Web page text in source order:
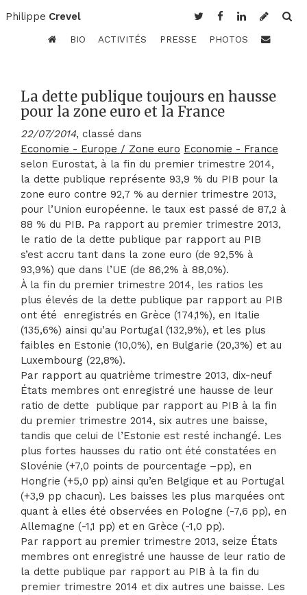
Philippe Crevel
BIO ACTIVITÉS PRESSE PHOTOS
La dette publique toujours en hausse
pour la zone euro et la France
22/07/2014, classé dans
Economie - Europe / Zone euro Economie - France
selon Eurostat, à la fin du premier trimestre 2014,
la dette publique représente 93,9 % du PIB pour la
zone euro contre 92,7 % au dernier trimestre 2013,
pour l’Union européenne. le taux est passé de 87,2 à
88 % du PIB. Pa rapport au premier trimestre 2013,
le ratio de la dette publique par rapport au PIB
s’est accru tant dans la zone euro (de 92,5% à
93,9%) que dans l’UE (de 86,2% à 88,0%).
À la fin du premier trimestre 2014, les ratios les
plus élevés de la dette publique par rapport au PIB
ont été enregistrés en Grèce (174,1%), en Italie
(135,6%) ainsi qu’au Portugal (132,9%), et les plus
faibles en Estonie (10,0%), en Bulgarie (20,3%) et au
Luxembourg (22,8%).
Par rapport au quatrième trimestre 2013, dix-neuf
États membres ont enregistré une hausse de leur
ratio de dette publique par rapport au PIB à la fin
du premier trimestre 2014, six autres une baisse,
tandis que celui de l’Estonie est resté inchangé. Les
plus fortes hausses du ratio ont été constatées en
Slovénie (+7,0 points de pourcentage –pp), en
Hongrie (+5,0 pp) ainsi qu’en Belgique et au Portugal
(+3,9 pp chacun). Les baisses les plus marquées ont
quant à elles été observées en Pologne (-7,6 pp), en
Allemagne (-1,1 pp) et en Grèce (-1,0 pp).
Par rapport au premier trimestre 2013, seize États
membres ont enregistré une hausse de leur ratio de
la dette publique par rapport au PIB à la fin du
premier trimestre 2014 et dix autres une baisse. Les